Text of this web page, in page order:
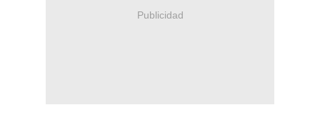
Publicidad